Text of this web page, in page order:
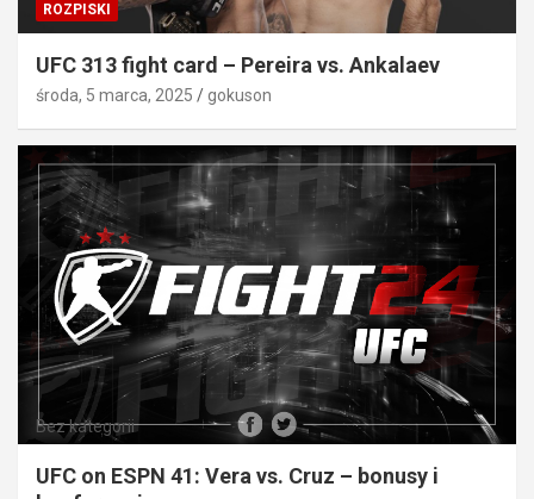
ROZPISKI
UFC 313 fight card – Pereira vs. Ankalaev
środa, 5 marca, 2025 gokuson
Bez kategorii
UFC on ESPN 41: Vera vs. Cruz – bonusy i